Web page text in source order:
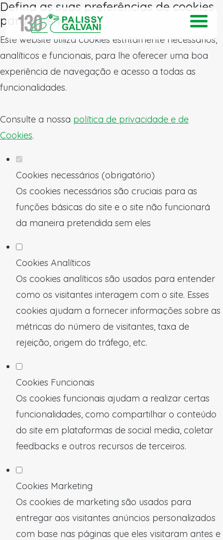
Defina as suas preferências de cookies
para este website.
Este website utiliza cookies estritamente necessários,
analíticos e funcionais, para lhe oferecer uma boa
experiência de navegação e acesso a todas as
funcionalidades.
Consulte a nossa política de privacidade e de
Cookies.
Cookies necessários (obrigatório)
Os cookies necessários são cruciais para as
funções básicas do site e o site não funcionará
da maneira pretendida sem eles
Cookies Analíticos
Os cookies analíticos são usados para entender
como os visitantes interagem com o site. Esses
cookies ajudam a fornecer informações sobre as
métricas do número de visitantes, taxa de
rejeição, origem do tráfego, etc.
Cookies Funcionais
Os cookies funcionais ajudam a realizar certas
funcionalidades, como compartilhar o conteúdo
do site em plataformas de social media, coletar
feedbacks e outros recursos de terceiros.
Cookies Marketing
Os cookies de marketing são usados para
entregar aos visitantes anúncios personalizados
com base nas páginas que eles visitaram antes e